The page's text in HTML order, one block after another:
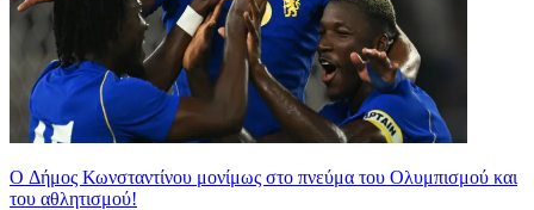
O Δήμος Κωνσταντίνου μονίμως στο πνεύμα του Ολυμπισμού και
του αθλητισμού!